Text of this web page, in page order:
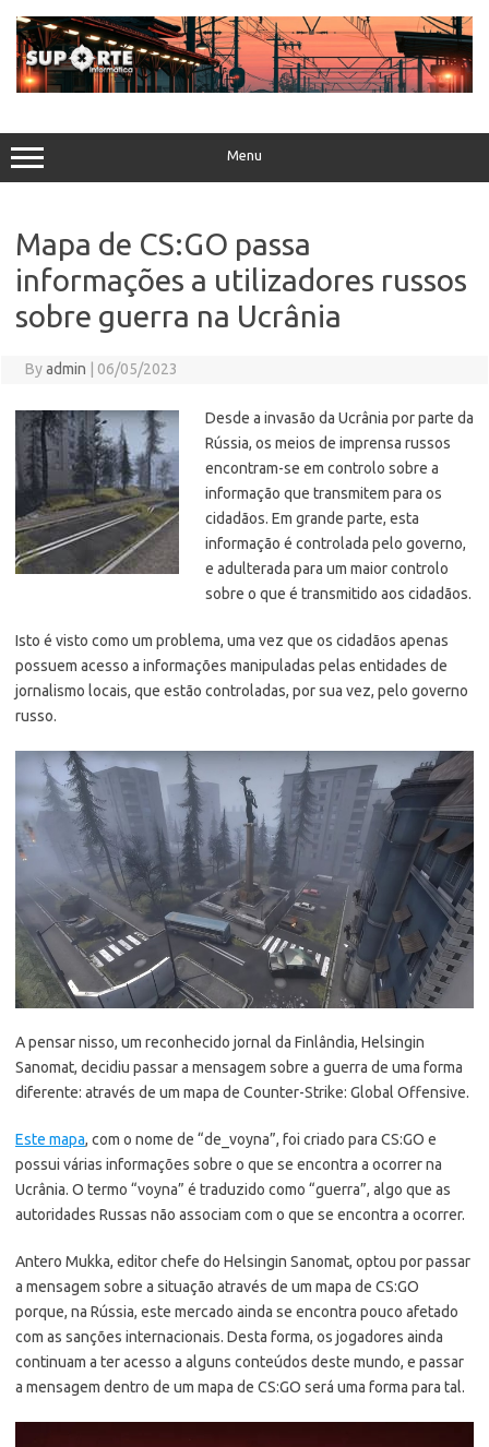
content
Menu
Mapa de CS:GO passa
informações a utilizadores russos
sobre guerra na Ucrânia
Byadmin 06/05/2023
Desde a invasão da Ucrânia por parte da
Rússia, os meios de imprensa russos
encontram-se em controlo sobre a
informação que transmitem para os
cidadãos. Em grande parte, esta
informação é controlada pelo governo,
e adulterada para um maior controlo
sobre o que é transmitido aos cidadãos.
Isto é visto como um problema, uma vez que os cidadãos apenas
possuem acesso a informações manipuladas pelas entidades de
jornalismo locais, que estão controladas, por sua vez, pelo governo
russo.
A pensar nisso, um reconhecido jornal da Finlândia, Helsingin
Sanomat, decidiu passar a mensagem sobre a guerra de uma forma
diferente: através de um mapa de Counter-Strike: Global Offensive.
Este mapa, com o nome de “de_voyna”, foi criado para CS:GO e
possui várias informações sobre o que se encontra a ocorrer na
Ucrânia. O termo “voyna” é traduzido como “guerra”, algo que as
autoridades Russas não associam com o que se encontra a ocorrer.
Antero Mukka, editor chefe do Helsingin Sanomat, optou por passar
a mensagem sobre a situação através de um mapa de CS:GO
porque, na Rússia, este mercado ainda se encontra pouco afetado
com as sanções internacionais. Desta forma, os jogadores ainda
continuam a ter acesso a alguns conteúdos deste mundo, e passar
a mensagem dentro de um mapa de CS:GO será uma forma para tal.